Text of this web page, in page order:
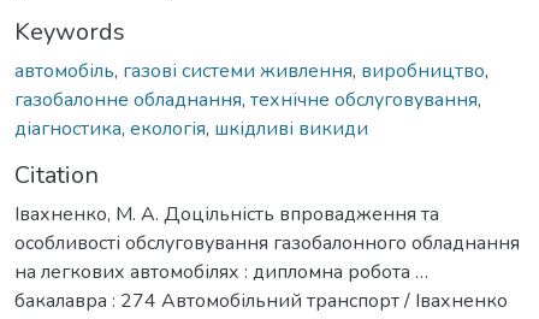
Keywords
автомобіль, газові системи живлення, виробництво,
газобалонне обладнання, технічне обслуговування,
діагностика, екологія, шкідливі викиди
Citation
Івахненко, М. А. Доцільність впровадження та
особливості обслуговування газобалонного обладнання
на легкових автомобілях : дипломна робота …
бакалавра : 274 Автомобільний транспорт / Івахненко